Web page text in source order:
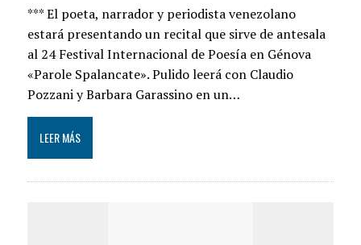
*** El poeta, narrador y periodista venezolano
estará presentando un recital que sirve de antesala
al 24 Festival Internacional de Poesía en Génova
«Parole Spalancate». Pulido leerá con Claudio
Pozzani y Barbara Garassino en un…
LEER MÁS